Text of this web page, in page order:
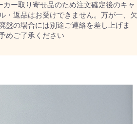
カー取り寄せ品のため注文確定後のキャ
・返品はお受けできません。万が一、欠
盤の場合には別途ご連絡を差し上げま
めご了承ください